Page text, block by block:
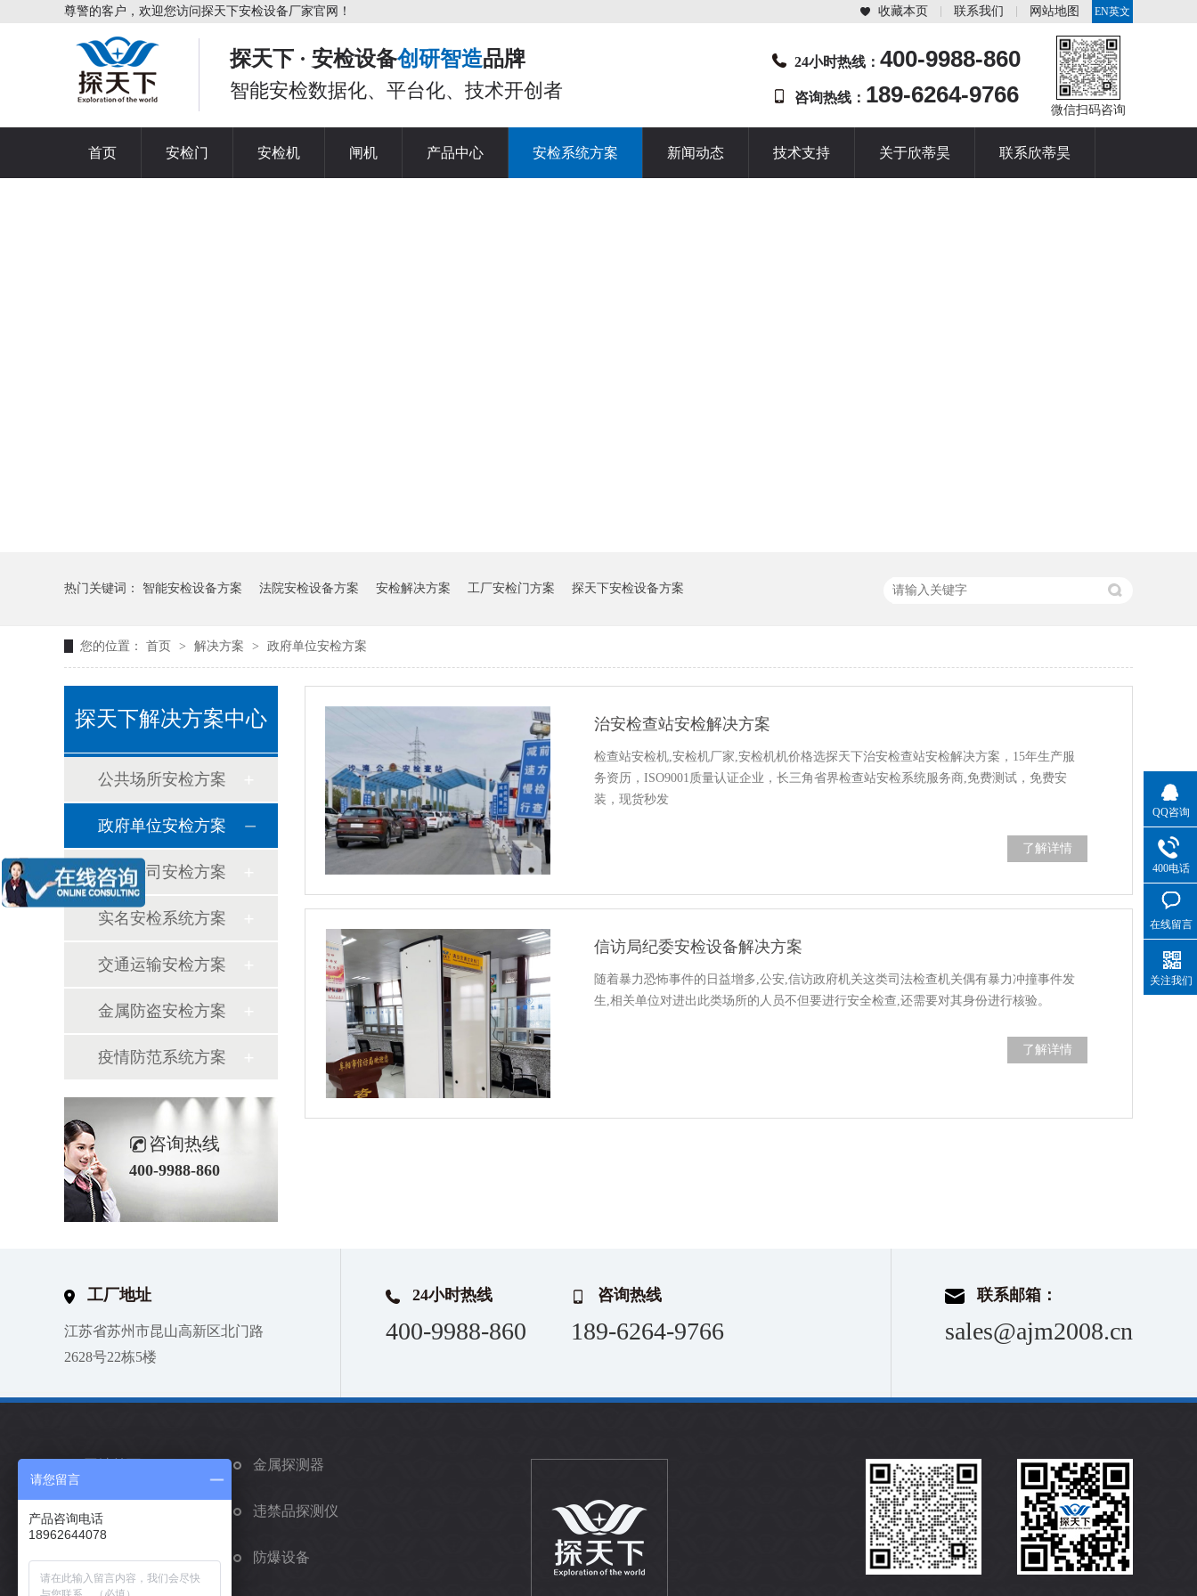
尊警的客户，欢迎您访问探天下安检设备厂家官网！
EN英文
站
收藏本页 联系我们 网站地图
探天下 · 安检设备创研智造品牌
智能安检数据化、平台化、技术开创者
24小时热线： 400-9988-860
咨询热线： 189-6264-9766
微信扫码咨询
首页 安检门 安检机 闸机 产品中心 安检系统方案 新闻动态 技术支持 关于欣蒂昊 联系欣蒂昊
热门关键词： 智能安检设备方案 法院安检设备方案 安检解决方案 工厂安检门方案 探天下安检设备方案
您的位置： 首页 > 解决方案 > 政府单位安检方案
治安检查站安检解决方案
检查站安检机,安检机厂家,安检机机价格选探天下治安检查站安检解决方案，15年生产服
务资历，ISO9001质量认证企业，长三角省界检查站安检系统服务商,免费测试，免费安
装，现货秒发
了解详情
信访局纪委安检设备解决方案
随着暴力恐怖事件的日益增多,公安,信访政府机关这类司法检查机关偶有暴力冲撞事件发
生,相关单位对进出此类场所的人员不但要进行安全检查,还需要对其身份进行核验。
了解详情
探天下解决方案中心
公共场所安检方案
政府单位安检方案
公检法司安检方案
实名安检系统方案
交通运输安检方案
金属防盗安检方案
疫情防范系统方案
咨询热线
400-9988-860
工厂地址
江苏省苏州市昆山高新区北门路
2628号22栋5楼
24小时热线
400-9988-860
咨询热线
189-6264-9766
联系邮箱：
sales@ajm2008.cn
金属探测器
矫正手环 违禁品探测仪
车辆安检系统 防爆设备
QQ咨询
400电话
在线留言
关注我们
请您留言
产品咨询电话
18962644078